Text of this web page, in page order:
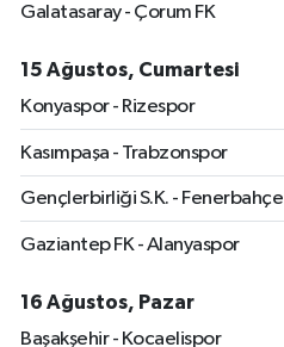
Galatasaray - Çorum FK
15 Ağustos, Cumartesi
Konyaspor - Rizespor
Kasımpaşa - Trabzonspor
Gençlerbirliği S.K. - Fenerbahçe
Gaziantep FK - Alanyaspor
16 Ağustos, Pazar
Başakşehir - Kocaelispor